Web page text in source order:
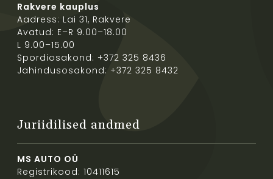
Rakvere kauplus
Aadress: Lai 31, Rakvere
Avatud: E–R 9.00–18.00
L 9.00–15.00
Spordiosakond: +372 325 8436
Jahindusosakond: +372 325 8432
Juriidilised andmed
MS AUTO OÜ
Registrikood: 10411615